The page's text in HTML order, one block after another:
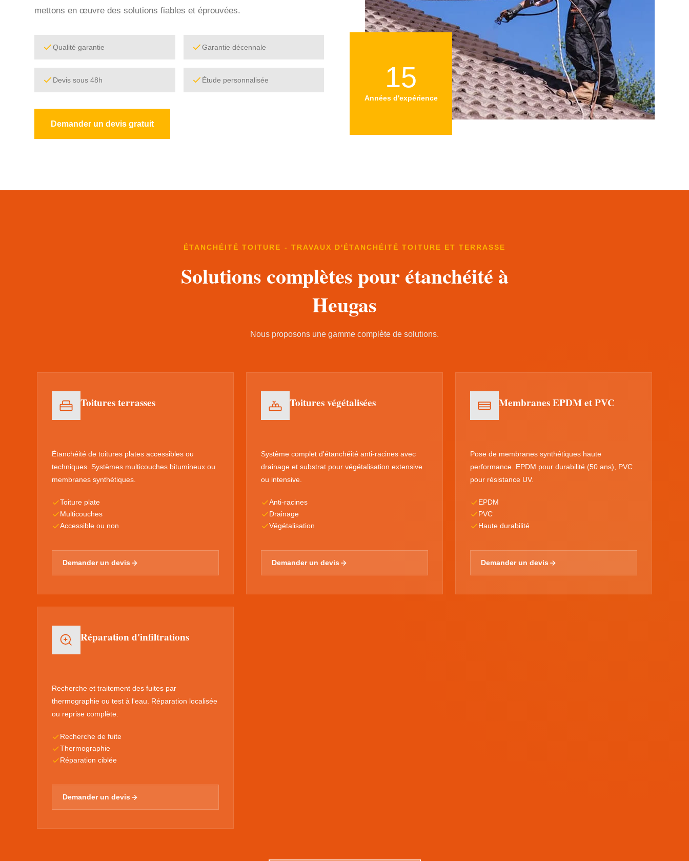
mettons en œuvre des solutions fiables et éprouvées.
Qualité garantie Garantie décennale
Devis sous 48h Étude personnalisée
Demander un devis gratuit
15
Années d'expérience
ÉTANCHÉITÉ TOITURE - TRAVAUX D'ÉTANCHÉITÉ TOITURE ET TERRASSE
Solutions complètes pour étanchéité à
Heugas
Nous proposons une gamme complète de solutions.
Toitures terrasses
Étanchéité de toitures plates accessibles ou
techniques. Systèmes multicouches bitumineux ou
membranes synthétiques.
Toiture plate
Multicouches
Accessible ou non
Demander un devis
Toitures végétalisées
Système complet d'étanchéité anti-racines avec
drainage et substrat pour végétalisation extensive
ou intensive.
Anti-racines
Drainage
Végétalisation
Demander un devis
Membranes EPDM et PVC
Pose de membranes synthétiques haute
performance. EPDM pour durabilité (50 ans), PVC
pour résistance UV.
EPDM
PVC
Haute durabilité
Demander un devis
Réparation d'infiltrations
Recherche et traitement des fuites par
thermographie ou test à l'eau. Réparation localisée
ou reprise complète.
Recherche de fuite
Thermographie
Réparation ciblée
Demander un devis